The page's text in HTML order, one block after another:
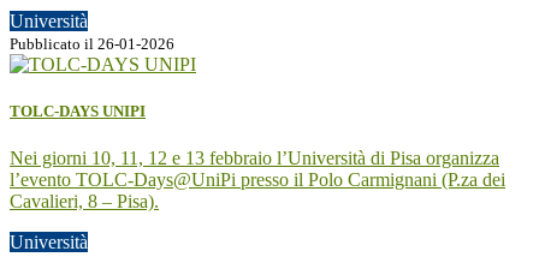
Università
Pubblicato il 26-01-2026
TOLC-DAYS UNIPI
Nei giorni 10, 11, 12 e 13 febbraio l’Università di Pisa organizza
l’evento TOLC-Days@UniPi presso il Polo Carmignani (P.za dei
Cavalieri, 8 – Pisa).
Università